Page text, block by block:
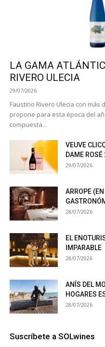
LA GAMA
RIVERO ULECIA
29/07/2026
Faustino Rivero Ulecia con
propone para esta época del
compuesta...
VEUVE
DAME
29/07/2026
ARROPE
28/07/2026
EL
IMPARABLE
28/07/2026
ANÍS DEL
HOGARES
28/07/2026
Suscríbete a SOLwines